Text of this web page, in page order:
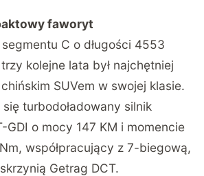
faworyt
C o długości 4553
kolejne lata był najchętniej
SUVem w swojej klasie.
turbodoładowany silnik
GDI o mocy 147 KM i momencie
współpracujący z 7-biegową,
Getrag DCT.